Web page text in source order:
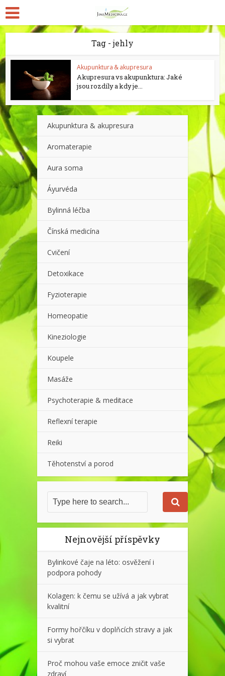
Tag - jehly
Akupunktura & akupresura
Akupresura vs akupunktura: Jaké
jsou rozdíly a kdy je...
Akupunktura & akupresura
Aromaterapie
Aura soma
Áyurvéda
Bylinná léčba
Čínská medicína
Cvičení
Detoxikace
Fyzioterapie
Homeopatie
Kineziologie
Koupele
Masáže
Psychoterapie & meditace
Reflexní terapie
Reiki
Těhotenství a porod
Nejnovější příspěvky
Bylinkové čaje na léto: osvěžení i
podpora pohody
Kolagen: k čemu se užívá a jak vybrat
kvalitní
Formy hořčíku v doplňcích stravy a jak
si vybrat
Proč mohou vaše emoce zničit vaše
zdraví